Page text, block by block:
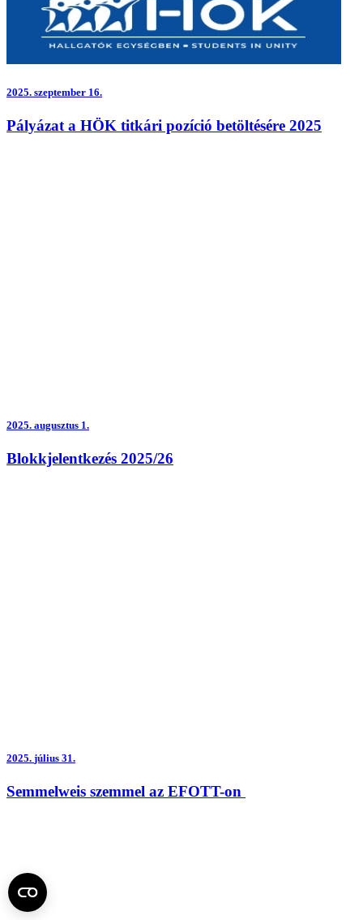
2025. szeptember 16.
Pályázat a HÖK titkári pozíció betöltésére 2025
2025. augusztus 1.
Blokkjelentkezés 2025/26
2025. július 31.
Semmelweis szemmel az EFOTT-on